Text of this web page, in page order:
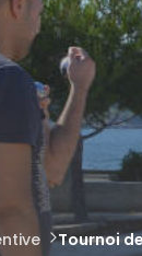
Tournoi